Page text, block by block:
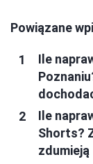
Powiązane
Ile
Ile
Shorts?
zdumieją